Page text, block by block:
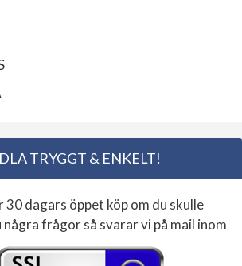
TRYGGT & ENKELT!
30 dagars öppet köp om du skulle
frågor så svarar vi på mail inom